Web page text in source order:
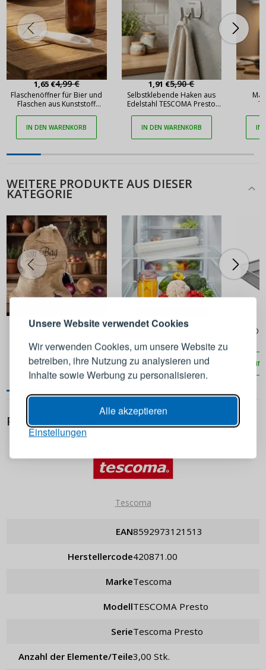
Unsere Website verwendet Cookies
Wir verwenden Cookies, um unsere Website zu
betreiben, ihre Nutzung zu analysieren und
Inhalte sowie Werbung zu personalisieren.
Alle akzeptieren
Einstellungen
1,65 €4,99 €
Flaschenöffner für Bier und
Flaschen aus Kunststoff
IN DEN WARENKORB
1,91 €5,90 €
Selbstklebende Haken aus
Edelstahl TESCOMA Presto
IN DEN WARENKORB IN
WEITERE PRODUKTE AUS DIESER
KATEGORIE
17,90 €
IN DEN WARENKORB
14,90 €
Flexi Space 150 x 50 cm
IN DEN WARENKORB IN
PRODUKTDETAILS
Tescoma
EAN 8592973121513
Herstellercode 420871.00
Marke Tescoma
Modell TESCOMA Presto
Serie Tescoma Presto
Anzahl der Elemente/Teile 3,00 Stk.
ANMELDEN REGISTRIEREN
Melden Sie sich bei Ihrem
E-Mail-Adresse
Passwort erinnern